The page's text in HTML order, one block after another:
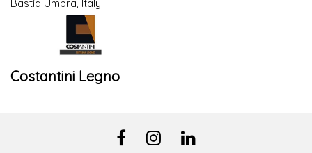
Bastia Umbra, Italy
Costantini Legno